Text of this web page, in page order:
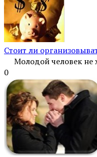
Стоит ли
Молодой человек не
0